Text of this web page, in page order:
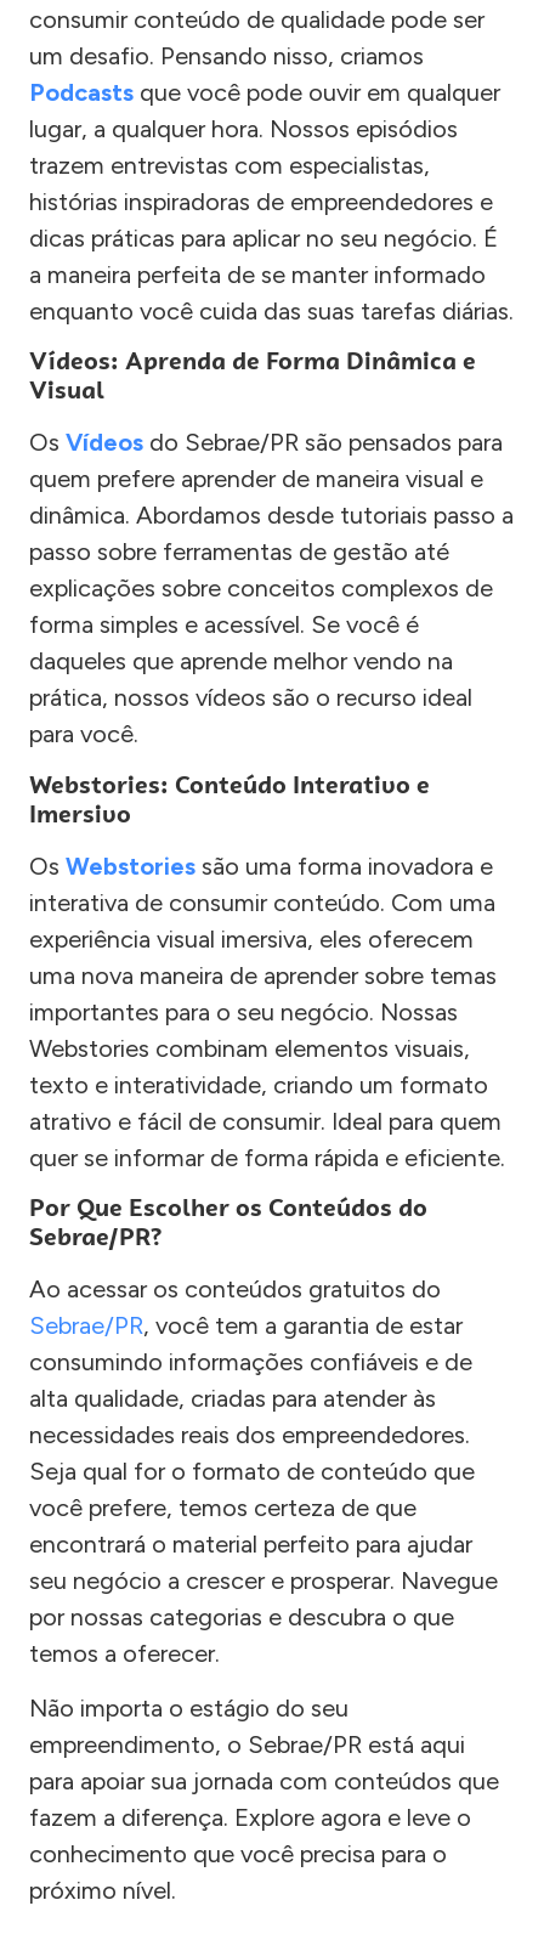
consumir conteúdo de qualidade pode ser
um desafio. Pensando nisso, criamos
Podcasts que você pode ouvir em qualquer
lugar, a qualquer hora. Nossos episódios
trazem entrevistas com especialistas,
histórias inspiradoras de empreendedores e
dicas práticas para aplicar no seu negócio. É
a maneira perfeita de se manter informado
enquanto você cuida das suas tarefas diárias.
Vídeos: Aprenda de Forma Dinâmica e
Visual
Os Vídeos do Sebrae/PR são pensados para
quem prefere aprender de maneira visual e
dinâmica. Abordamos desde tutoriais passo a
passo sobre ferramentas de gestão até
explicações sobre conceitos complexos de
forma simples e acessível. Se você é
daqueles que aprende melhor vendo na
prática, nossos vídeos são o recurso ideal
para você.
Webstories: Conteúdo Interativo e
Imersivo
Os Webstories são uma forma inovadora e
interativa de consumir conteúdo. Com uma
experiência visual imersiva, eles oferecem
uma nova maneira de aprender sobre temas
importantes para o seu negócio. Nossas
Webstories combinam elementos visuais,
texto e interatividade, criando um formato
atrativo e fácil de consumir. Ideal para quem
quer se informar de forma rápida e eficiente.
Por Que Escolher os Conteúdos do
Sebrae/PR?
Ao acessar os conteúdos gratuitos do
Sebrae/PR, você tem a garantia de estar
consumindo informações confiáveis e de
alta qualidade, criadas para atender às
necessidades reais dos empreendedores.
Seja qual for o formato de conteúdo que
você prefere, temos certeza de que
encontrará o material perfeito para ajudar
seu negócio a crescer e prosperar. Navegue
por nossas categorias e descubra o que
temos a oferecer.
Não importa o estágio do seu
empreendimento, o Sebrae/PR está aqui
para apoiar sua jornada com conteúdos que
fazem a diferença. Explore agora e leve o
conhecimento que você precisa para o
próximo nível.